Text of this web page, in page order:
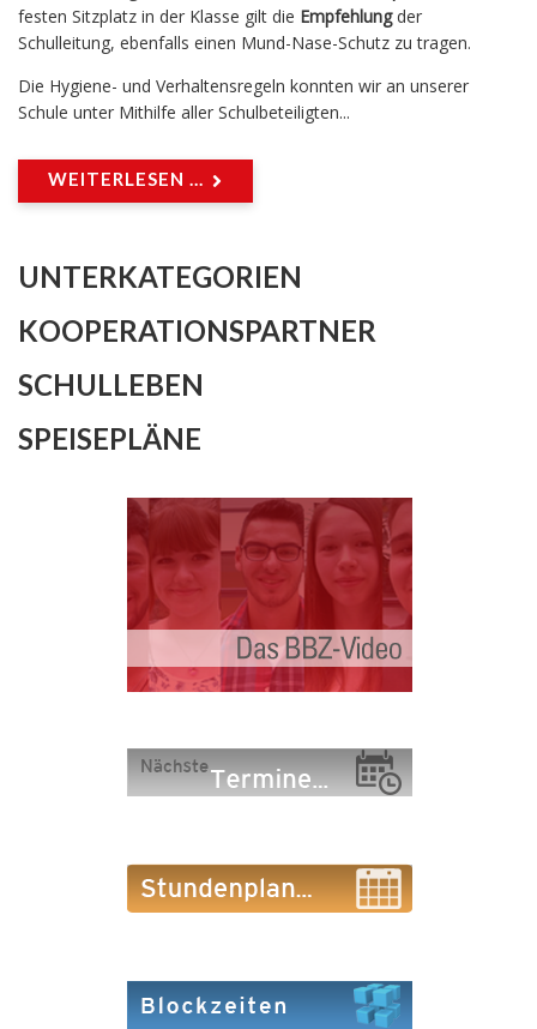
festen Sitzplatz in der Klasse gilt die Empfehlungder
Schulleitung, ebenfalls einen Mund-Nase-Schutz zu tragen.
Die Hygiene- und Verhaltensregeln konnten wir an unserer
Schule unter Mithilfe aller Schulbeteiligten...
WEITERLESEN ...
UNTERKATEGORIEN
KOOPERATIONSPARTNER
SCHULLEBEN
SPEISEPLÄNE